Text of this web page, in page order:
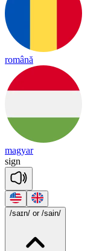
română
magyar
sign
/saɪn/ or /sain/